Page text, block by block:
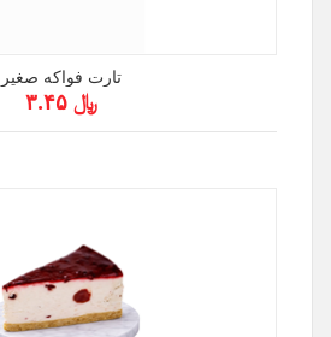
تارت فواكه صغير
﷼ ۳.۴۵